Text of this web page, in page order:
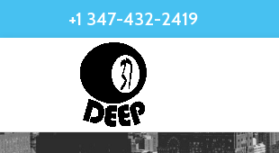
+1 347-432-2419